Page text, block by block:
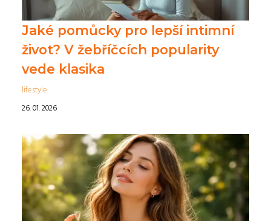
Jaké pomůcky pro lepší intimní
život? V žebříčcích popularity
vede klasika
lifestyle
26. 01. 2026